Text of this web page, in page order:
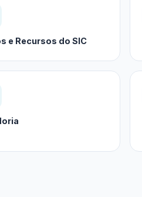
e Recursos do SIC